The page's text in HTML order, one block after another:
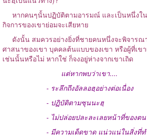
หากคนๆนั้นปฏิบัติตามอารมณ์ และเป็นหนึ่งใน
กิจการของเขาย่อมจะเสียหาย
ดังนั้น สมควรอย่างยิ่งที่ชายคนหนึ่งจะพิจารณ
ศาสนาของเขา บุคคลต้นแบบของเขา หรือผู้ที่เข
เช่นนั้นหรือไม่ หากใช่ ก็จงอยู่ห่างจากเขาเถิด
แต่หากพบว่าเขา....
- ระลึกถึงอัลลอฮฺอย่างต่อเนื่อง
- ปฏิบัติตามซุนนะฮฺ
- ไม่ปล่อยปละละเลยหน้าที่ของตน
- มีความเด็ดขาด แน่วแน่ในสิ่งที่ท